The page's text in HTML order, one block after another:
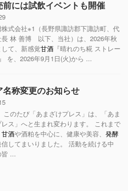
には試飲イベントも開催
式会社※1（長野県諏訪郡下諏訪町、代
長 林 善博 以下、当社）は、2026年秋
て、新感覚甘酒 『晴れのち糀 ストレー
を、2026年9月1日(火)から ...
名称変更のお知らせ
このたび「あまざけプレス」は、「あま
レス」へと生まれ変わります。 これまで
甘酒や酒粕を中心に、健康や美容、 発酵
してまいりました。 活動を続ける中
...